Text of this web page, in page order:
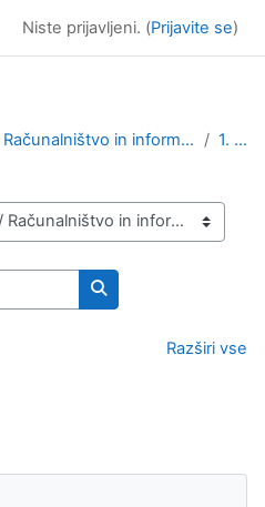
Niste prijavljeni. (Prijavite se)
Računalništvo in informatika, angleška izvedba (1.... 1. stopnja
Išči predmete
Razširi vse